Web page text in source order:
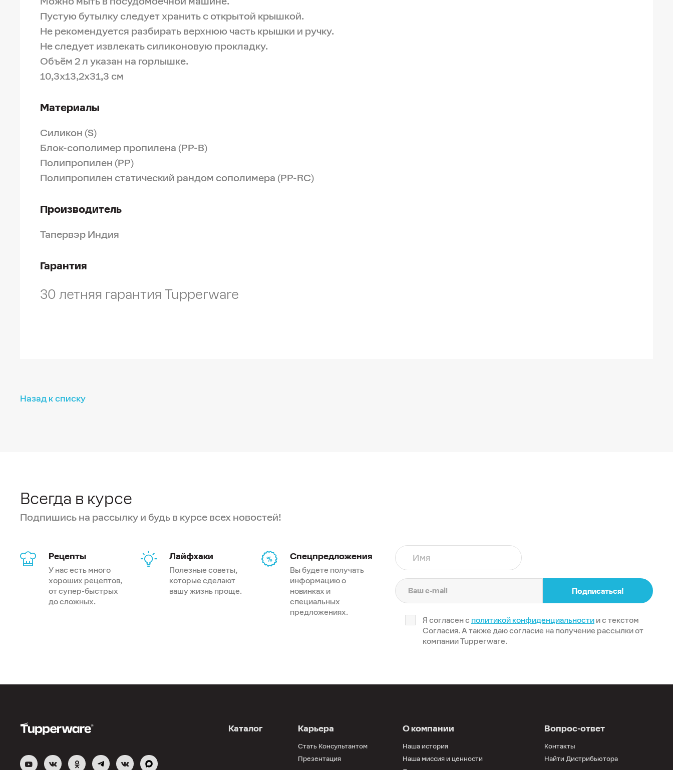
Пустую бутылку следует хранить с открытой крышкой.
Не рекомендуется разбирать верхнюю часть крышки и ручку.
Не следует извлекать силиконовую прокладку.
Объём 2 л указан на горлышке.
10,3х13,2х31,3 см
Материалы
Силикон (S)
Блок-сополимер пропилена (PP-B)
Полипропилен (PP)
Полипропилен статический рандом сополимера (PP-RC)
Производитель
Тапервэр Индия
Гарантия
30 летняя гарантия Tupperware
Назад к списку
Всегда в курсе
Подпишись на рассылку и будь в курсе всех новостей!
Рецепты
У нас есть много
хороших рецептов,
от супер-быстрых
до сложных.
Лайфхаки
Полезные советы,
которые сделают
вашу жизнь проще.
Спецпредложения
Вы будете получать
информацию о
новинках и
специальных
предложениях.
Имя
Подписаться!
Я согласен с политикой конфиденциальностии с текстом
Согласия. А также даю согласие на получение рассылки от
компании Tupperware.
Каталог Карьера
Стать Консультантом
Презентация
О компании
Наша история
Наша миссия и ценности
Вопрос-ответ
Контакты
Найти Дистрибьютора